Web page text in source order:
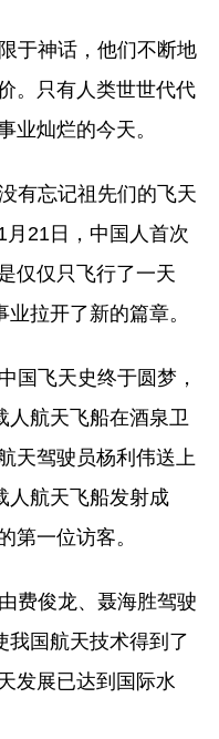
于神话，他们不断地
。只有人类世世代代
业灿烂的今天。
有忘记祖先们的飞天
21日，中国人首次
仅仅只飞行了一天
拉开了新的篇章。
国飞天史终于圆梦，
人航天飞船在酒泉卫
天驾驶员杨利伟送上
人航天飞船发射成
第一位访客。
费俊龙、聂海胜驾驶
我国航天技术得到了
发展已达到国际水